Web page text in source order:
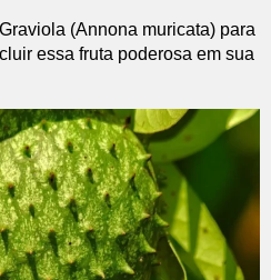
(Annona muricata) para
essa fruta poderosa em sua